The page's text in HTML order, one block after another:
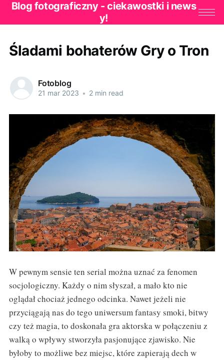
Blog fotograficzny - ciekawostki i news
y!
Śladami bohaterów Gry o Tron
Fotoblog
21 mar 2023 • 2 min read
W pewnym sensie ten serial można uznać za fenomen
socjologiczny. Każdy o nim słyszał, a mało kto nie
oglądał chociaż jednego odcinka. Nawet jeżeli nie
przyciągają nas do tego uniwersum fantasy smoki, bitwy
czy też magia, to doskonała gra aktorska w połączeniu z
walką o wpływy stworzyła pasjonujące zjawisko. Nie
byłoby to możliwe bez miejsc, które zapierają dech w